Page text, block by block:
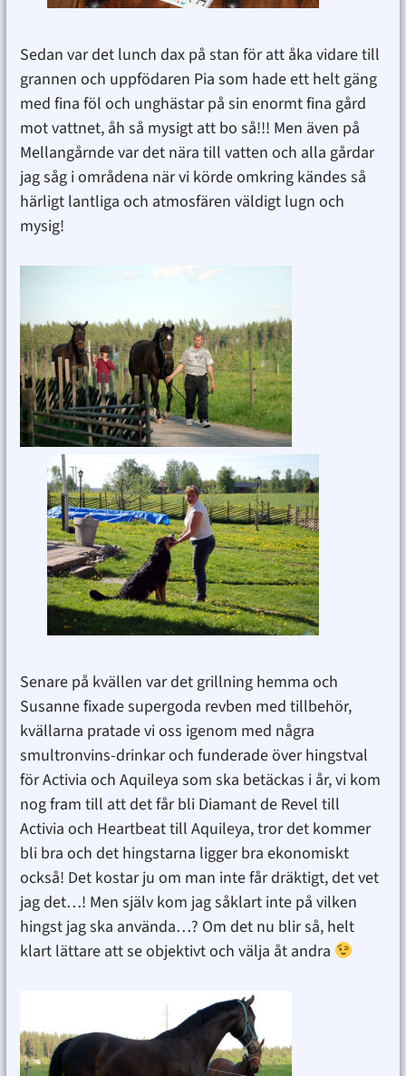
Sedan var det lunch dax på stan för att åka vidare till
grannen och uppfödaren Pia som hade ett helt gäng
med fina föl och unghästar på sin enormt fina gård
mot vattnet, åh så mysigt att bo så!!! Men även på
Mellangårnde var det nära till vatten och alla gårdar
jag såg i områdena när vi körde omkring kändes så
härligt lantliga och atmosfären väldigt lugn och
mysig!
Senare på kvällen var det grillning hemma och
Susanne fixade supergoda revben med tillbehör,
kvällarna pratade vi oss igenom med några
smultronvins-drinkar och funderade över hingstval
för Activia och Aquileya som ska betäckas i år, vi kom
nog fram till att det får bli Diamant de Revel till
Activia och Heartbeat till Aquileya, tror det kommer
bli bra och det hingstarna ligger bra ekonomiskt
också! Det kostar ju om man inte får dräktigt, det vet
jag det…! Men själv kom jag såklart inte på vilken
hingst jag ska använda…? Om det nu blir så, helt
klart lättare att se objektivt och välja åt andra